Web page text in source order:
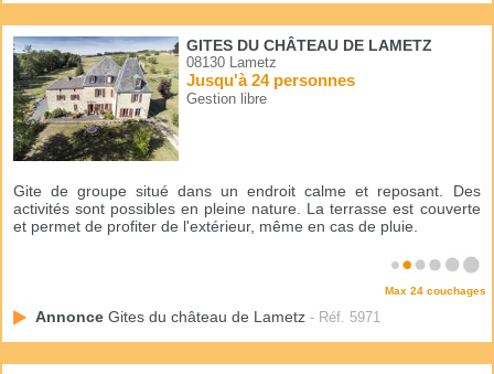
GITES DU CHÂTEAU DE LAMETZ
08130 Lametz
Jusqu'à 24 personnes
Gestion libre
Gite de groupe situé dans un endroit calme et reposant. Des
activités sont possibles en pleine nature. La terrasse est couverte
et permet de profiter de l'extérieur, même en cas de pluie.
Max 24 couchages
Annonce Gites du château de Lametz - Réf. 5971